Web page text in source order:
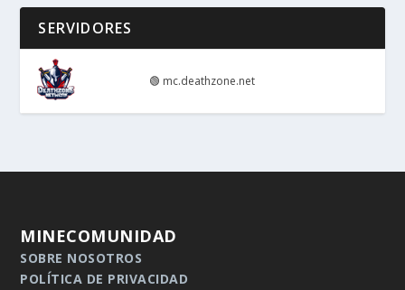
SERVIDORES
🟢 mc.deathzone.net
MINECOMUNIDAD
SOBRE NOSOTROS
POLÍTICA DE PRIVACIDAD